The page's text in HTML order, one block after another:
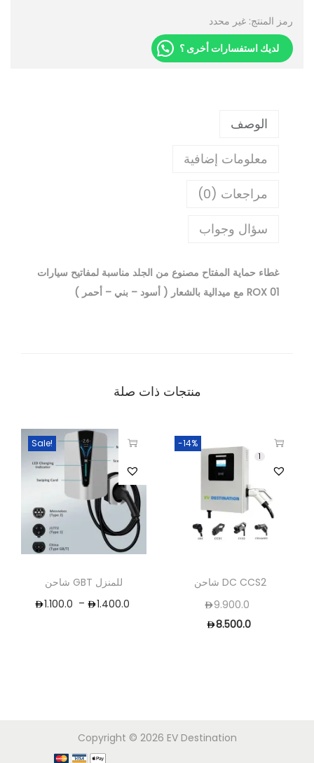
رمز المنتج: غير محدد
لديك استفسارات أخرى ؟
الوصف
معلومات إضافية
مراجعات (0)
سؤال وجواب
غطاء حماية المفتاح مصنوع من الجلد مناسبة لمفاتيح سيارات
ROX 01 مع ميدالية بالشعار ( أسود – بني – أحمر )
منتجات ذات صلة
Sale!
شاحن GBT للمنزل
1.100.0 – 1.400.0
-14%
1
شاحن DC CCS2
9.900.0
8.500.0
Copyright © 2026 EV Destination